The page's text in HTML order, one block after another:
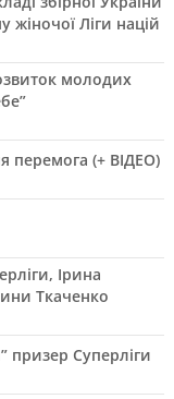
жіночої Ліги націй
молодих
перемога (+ ВІДЕО)
Ірина
Ткаченко
призер Суперліги